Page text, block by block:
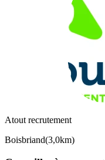
Atout recrutement
Boisbriand(3,0km)